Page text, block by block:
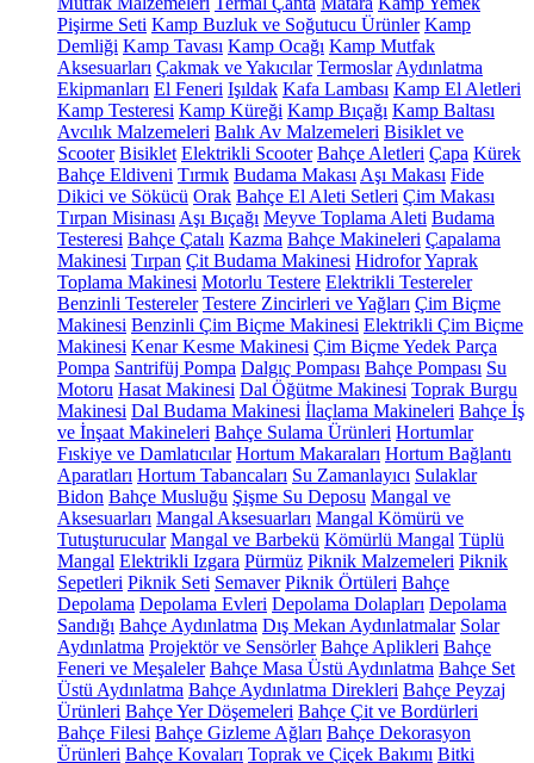
Pişirme Seti Kamp Buzluk ve Soğutucu Ürünler Kamp
Demliği Kamp Tavası Kamp Ocağı Kamp Mutfak
Aksesuarları Çakmak ve Yakıcılar Termoslar Aydınlatma
Ekipmanları El Feneri Işıldak Kafa Lambası Kamp El Aletleri
Kamp Testeresi Kamp Küreği Kamp Bıçağı Kamp Baltası
Avcılık Malzemeleri Balık Av Malzemeleri Bisiklet ve
Scooter Bisiklet Elektrikli Scooter Bahçe Aletleri Çapa Kürek
Bahçe Eldiveni Tırmık Budama Makası Aşı Makası Fide
Dikici ve Sökücü Orak Bahçe El Aleti Setleri Çim Makası
Tırpan Misinası Aşı Bıçağı Meyve Toplama Aleti Budama
Testeresi Bahçe Çatalı Kazma Bahçe Makineleri Çapalama
Makinesi Tırpan Çit Budama Makinesi HidroforYaprak
Toplama Makinesi Motorlu Testere Elektrikli Testereler
Benzinli Testereler Testere Zincirleri ve Yağları Çim Biçme
Makinesi Benzinli Çim Biçme Makinesi Elektrikli Çim Biçme
Makinesi Kenar Kesme Makinesi Çim Biçme Yedek Parça
Pompa Santrifüj Pompa Dalgıç Pompası Bahçe Pompası Su
Motoru Hasat Makinesi Dal Öğütme Makinesi Toprak Burgu
Makinesi Dal Budama Makinesi İlaçlama Makineleri Bahçe İş
ve İnşaat Makineleri Bahçe Sulama Ürünleri Hortumlar
Fıskiye ve Damlatıcılar Hortum Makaraları Hortum Bağlantı
Aparatları Hortum Tabancaları Su Zamanlayıcı Sulaklar
Bidon Bahçe Musluğu Şişme Su Deposu Mangal ve
Aksesuarları Mangal Aksesuarları Mangal Kömürü ve
Tutuşturucular Mangal ve Barbekü Kömürlü Mangal Tüplü
Mangal Elektrikli Izgara Pürmüz Piknik Malzemeleri Piknik
Sepetleri Piknik Seti Semaver Piknik Örtüleri Bahçe
Depolama Depolama Evleri Depolama Dolapları Depolama
Sandığı Bahçe Aydınlatma Dış Mekan Aydınlatmalar Solar
Aydınlatma Projektör ve Sensörler Bahçe Aplikleri Bahçe
Feneri ve Meşaleler Bahçe Masa Üstü Aydınlatma Bahçe Set
Üstü Aydınlatma Bahçe Aydınlatma Direkleri Bahçe Peyzaj
Ürünleri Bahçe Yer Döşemeleri Bahçe Çit ve Bordürleri
Bahçe Filesi Bahçe Gizleme Ağları Bahçe Dekorasyon
Ürünleri Bahçe Kovaları Toprak ve Çiçek Bakımı Bitki